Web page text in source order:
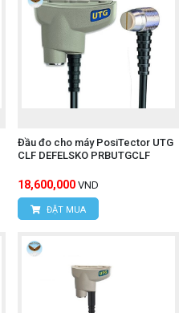
Đầu đo cho máy PosiTector UTG
CLF DEFELSKO PRBUTGCLF
18,600,000 VND
ĐẶT MUA